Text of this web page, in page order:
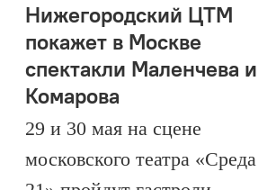
Нижегородский ЦТМ
покажет в Москве
спектакли Маленчева и
Комарова
29 и 30 мая на сцене
московского театра «Среда